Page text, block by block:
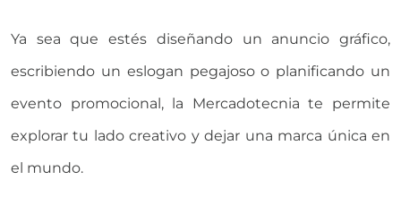
Ya sea que estés diseñando un anuncio gráfico,
escribiendo un eslogan pegajoso o planificando un
evento promocional, la Mercadotecnia te permite
explorar tu lado creativo y dejar una marca única en
el mundo.